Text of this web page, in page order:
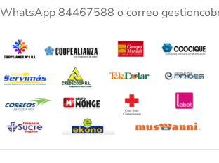
WhatsApp 84467588 o correo